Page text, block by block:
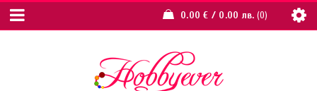
0.00€ / 0.00 лв. 0